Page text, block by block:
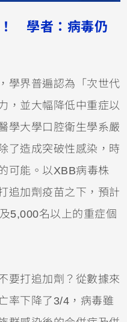
學者：病毒仍
學界普遍認為「次世代
，並大幅降低中重症以
學大學口腔衛生學系嚴
了造成突破性感染，時
可能。以XBB病毒株
追加劑疫苗之下，預計
5,000名以上的重症個
要打追加劑？從數據來
率下降了3/4，病毒雖